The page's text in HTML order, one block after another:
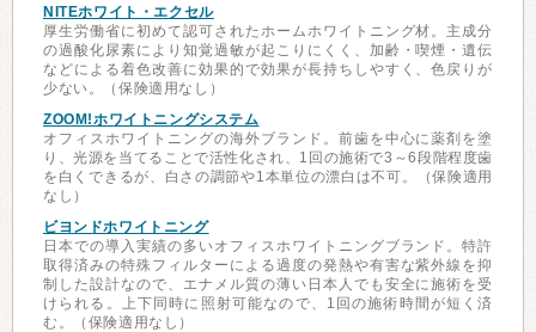
NITEホワイト・エクセル
厚生労働省に初めて認可されたホームホワイトニング材。主成分
の過酸化尿素により知覚過敏が起こりにくく、加齢・喫煙・遺伝
などによる着色改善に効果的で効果が長持ちしやすく、色戻りが
少ない。（保険適用なし）
ZOOM!ホワイトニングシステム
オフィスホワイトニングの海外ブランド。前歯を中心に薬剤を塗
り、光源を当てることで活性化され、1回の施術で3～6段階程度歯
を白くできるが、白さの調節や1本単位の漂白は不可。（保険適用
なし）
ビヨンドホワイトニング
日本での導入実績の多いオフィスホワイトニングブランド。特許
取得済みの特殊フィルターによる過度の発熱や有害な紫外線を抑
制した設計なので、エナメル質の薄い日本人でも安全に施術を受
けられる。上下同時に照射可能なので、1回の施術時間が短く済
む。（保険適用なし）